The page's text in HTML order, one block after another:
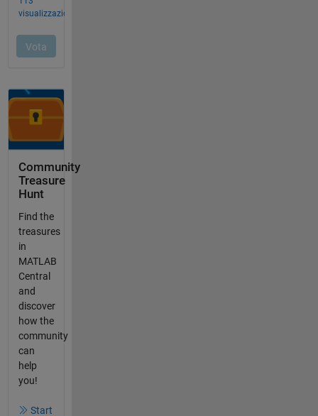
Community
Treasure
Hunt
Find the
treasures
in
MATLAB
Central
and
discover
how the
community
can
help
you!
Start